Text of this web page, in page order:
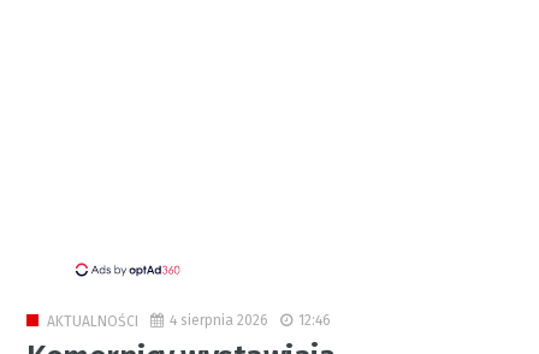
AKTUALNOŚCI 4 sierpnia 2026 12:46